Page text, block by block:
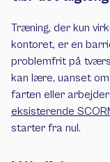
Træning, der kun
kontoret, er en
problemfrit på
kan lære, uanset
farten eller
eksisterende
starter fra nul.